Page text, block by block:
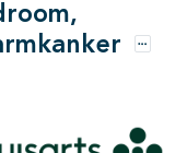
Opties